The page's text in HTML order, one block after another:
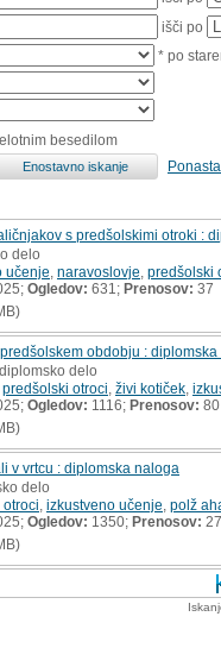
išči po
* po
besedilom
s predšolskimi otroki :
delo
učenje naravoslovje predšolski
Ogledov: 631; Prenosov: 37
obdobju :
delo
predšolski otroci živi kotiček
Ogledov: 1116; Prenosov: 80
v vrtcu : diplomska naloga
delo
izkustveno učenje polž
Ogledov: 1350; Prenosov: 27